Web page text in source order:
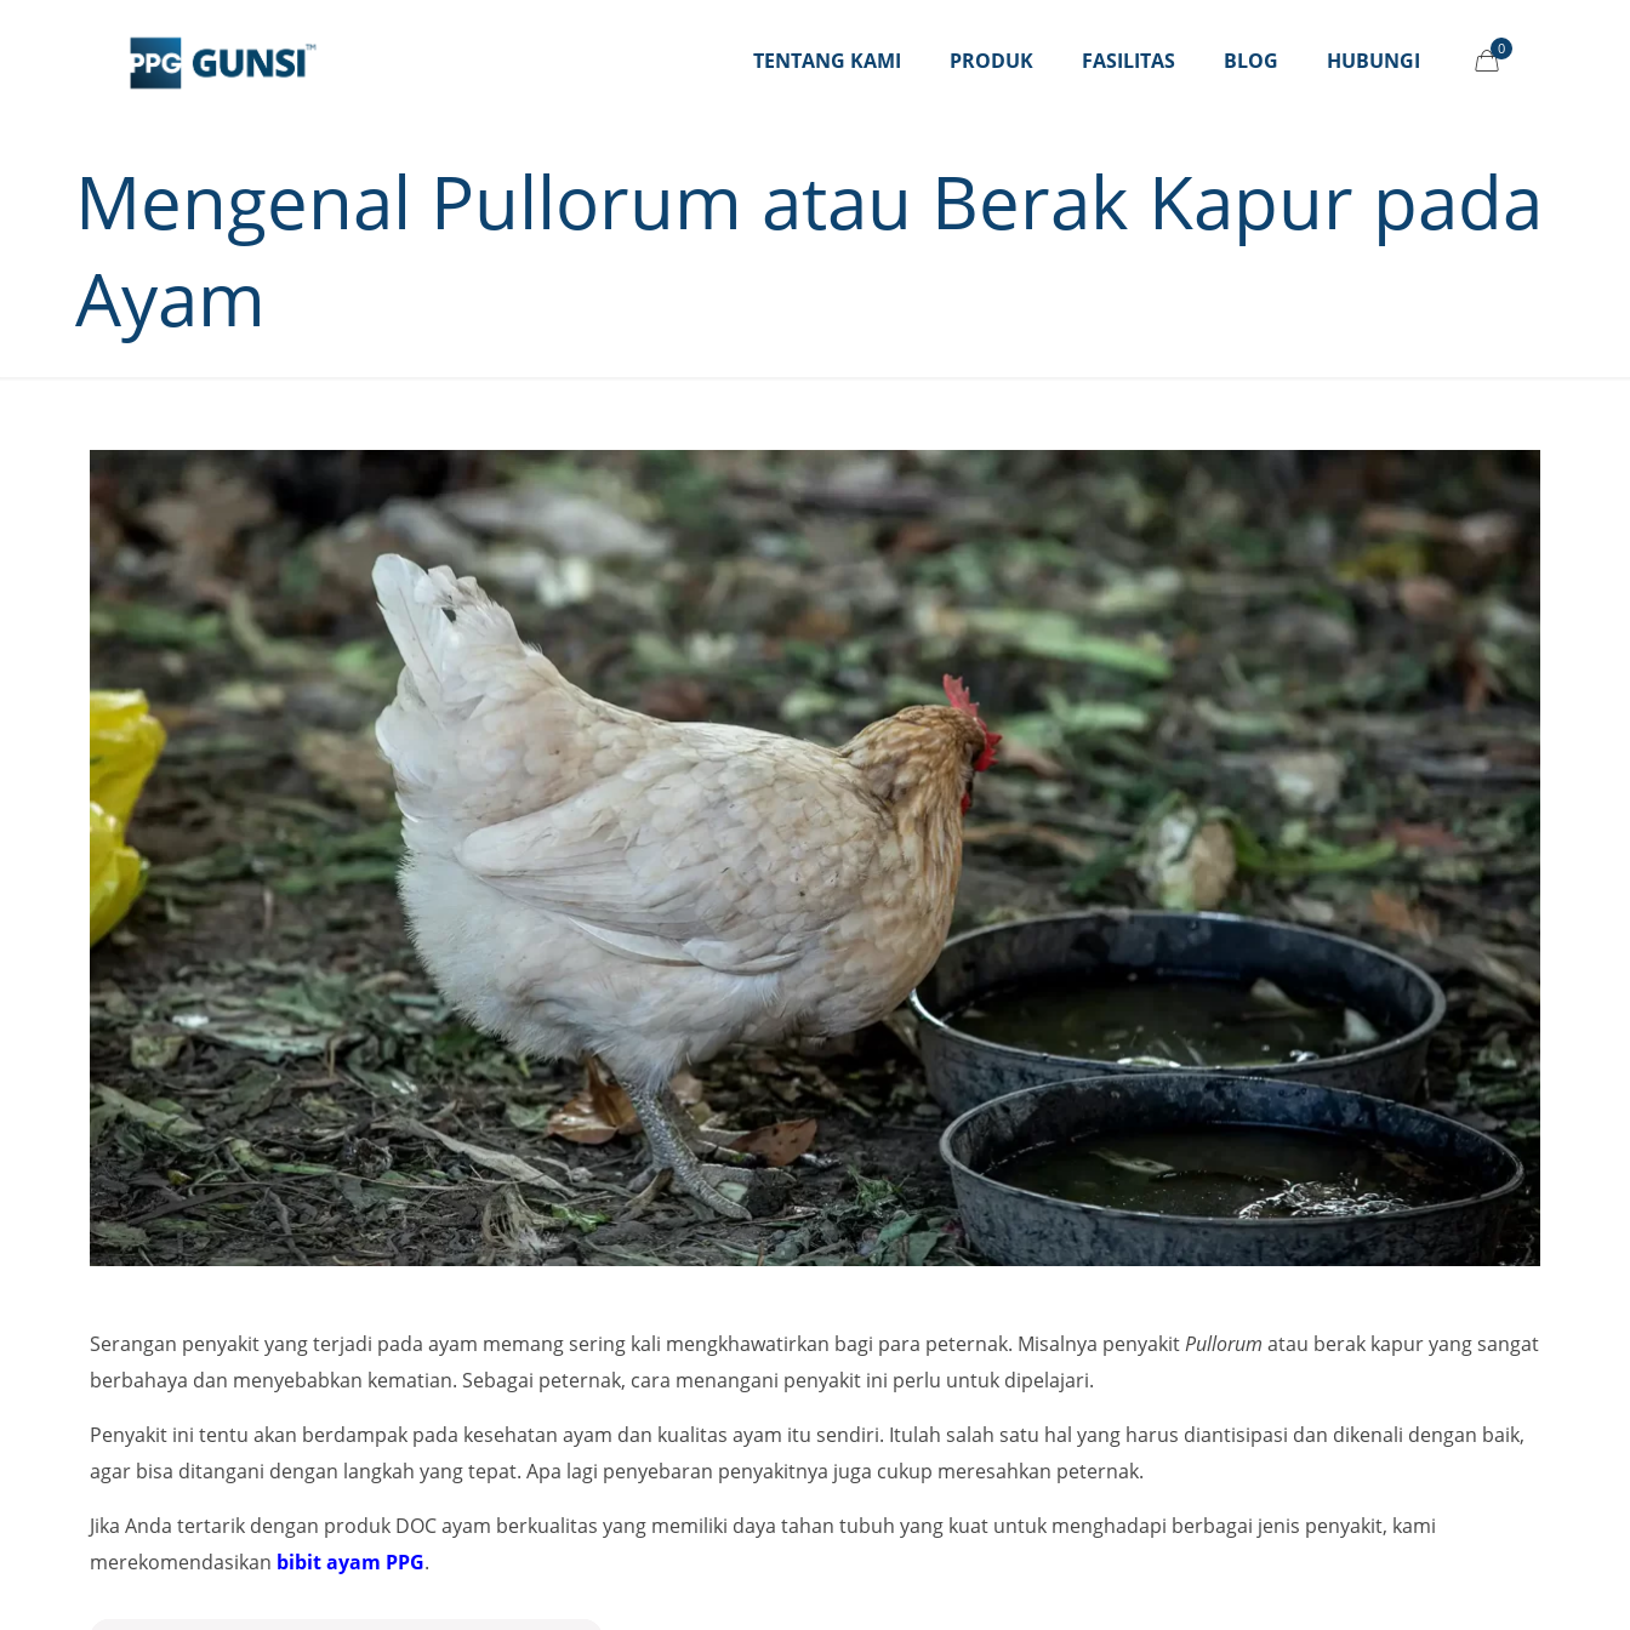
TENTANG KAMI PRODUK FASILITAS BLOG HUBUNGI 0
Mengenal Pullorum atau Berak Kapur pada
Ayam
Serangan penyakit yang terjadi pada ayam memang sering kali mengkhawatirkan bagi para peternak. Misalnya penyakitPullorumatau berak kapur yang sangat
berbahaya dan menyebabkan kematian. Sebagai peternak, cara menangani penyakit ini perlu untuk dipelajari.
Penyakit ini tentu akan berdampak pada kesehatan ayam dan kualitas ayam itu sendiri. Itulah salah satu hal yang harus diantisipasi dan dikenali dengan baik,
agar bisa ditangani dengan langkah yang tepat. Apa lagi penyebaran penyakitnya juga cukup meresahkan peternak.
Jika Anda tertarik dengan produk DOC ayam berkualitas yang memiliki daya tahan tubuh yang kuat untuk menghadapi berbagai jenis penyakit, kami
merekomendasikan bibit ayam PPG.